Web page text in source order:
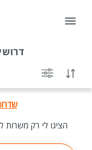
הציגו לי רק משרות